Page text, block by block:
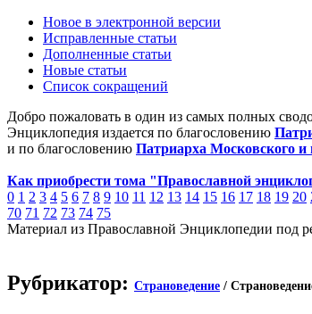
Новое в электронной версии
Исправленные статьи
Дополненные статьи
Новые статьи
Список сокращений
Добро пожаловать в один из самых полных
Энциклопедия издается по благословению
и по благословению Патриарха Московского и
Как приобрести тома "Православной
0 1 2 3 4 5 6 7 8 9 10 11 12 13 14 15 16 17 18 19 20
70 71 72 73 74 75
Материал из Православной Энциклопедии под
Рубрикатор: Страноведение /